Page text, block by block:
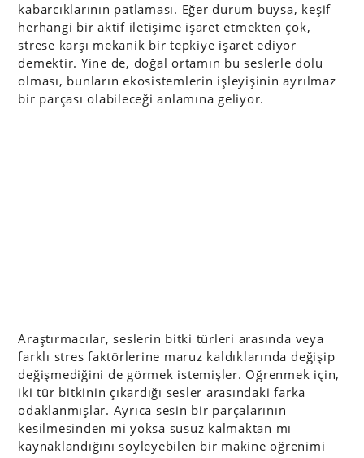
kabarcıklarının patlaması. Eğer durum buysa, keşif
herhangi bir aktif iletişime işaret etmekten çok,
strese karşı mekanik bir tepkiye işaret ediyor
demektir. Yine de, doğal ortamın bu seslerle dolu
olması, bunların ekosistemlerin işleyişinin ayrılmaz
bir parçası olabileceği anlamına geliyor.
Araştırmacılar, seslerin bitki türleri arasında veya
farklı stres faktörlerine maruz kaldıklarında değişip
değişmediğini de görmek istemişler. Öğrenmek için,
iki tür bitkinin çıkardığı sesler arasındaki farka
odaklanmışlar. Ayrıca sesin bir parçalarının
kesilmesinden mi yoksa susuz kalmaktan mı
kaynaklandığını söyleyebilen bir makine öğrenimi